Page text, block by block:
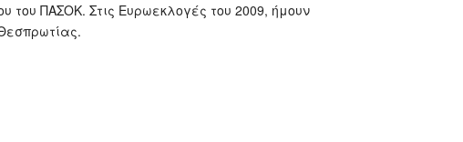
του ΠΑΣΟΚ. Στις Ευρωεκλογές του 2009, ήμουν